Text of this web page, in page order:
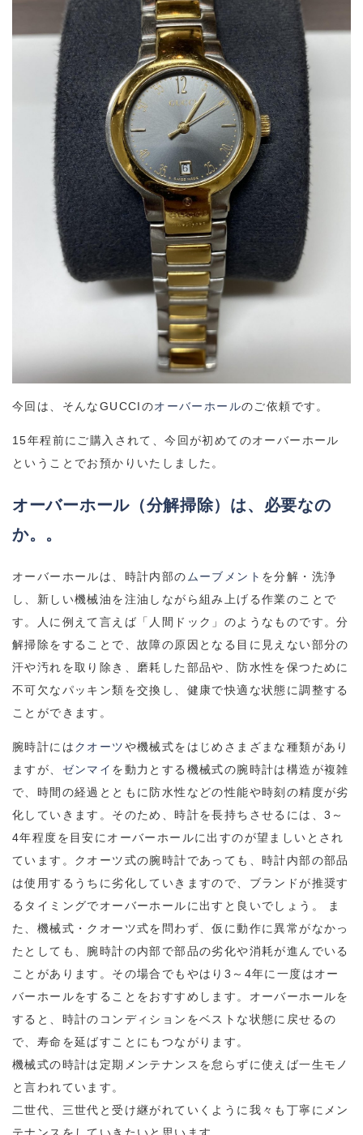
今回は、そんなGUCCIのオーバーホールのご依頼です。
15年程前にご購入されて、今回が初めてのオーバーホール
ということでお預かりいたしました。
オーバーホール（分解掃除）は、必要なの
か。。
オーバーホールは、時計内部の ムーブメント を分解・洗浄
し、新しい機械油を注油しながら組み上げる作業のことで
す。人に例えて言えば「人間ドック」のようなものです。分
解掃除をすることで、故障の原因となる目に見えない部分の
汗や汚れを取り除き、磨耗した部品や、防水性を保つために
不可欠なパッキン類を交換し、健康で快適な状態に調整する
ことができます。
腕時計にはクオーツや機械式をはじめさまざまな種類があり
ますが、 ゼンマイ を動力とする機械式の腕時計は構造が複雑
で、時間の経過とともに防水性などの性能や時刻の精度が劣
化していきます。そのため、時計を長持ちさせるには、3～
4年程度を目安にオーバーホールに出すのが望ましいとされ
ています。クオーツ式の腕時計であっても、時計内部の部品
は使用するうちに劣化していきますので、ブランドが推奨す
るタイミングでオーバーホールに出すと良いでしょう。 ま
た、機械式・クオーツ式を問わず、仮に動作に異常がなかっ
たとしても、腕時計の内部で部品の劣化や消耗が進んでいる
ことがあります。その場合でもやはり3～4年に一度はオー
バーホールをすることをおすすめします。オーバーホールを
すると、時計のコンディションをベストな状態に戻せるの
で、寿命を延ばすことにもつながります。
機械式の時計は定期メンテナンスを怠らずに使えば一生モノ
と言われています。
二世代、三世代と受け継がれていくように我々も丁寧にメン
テナンスをしていきたいと思います。